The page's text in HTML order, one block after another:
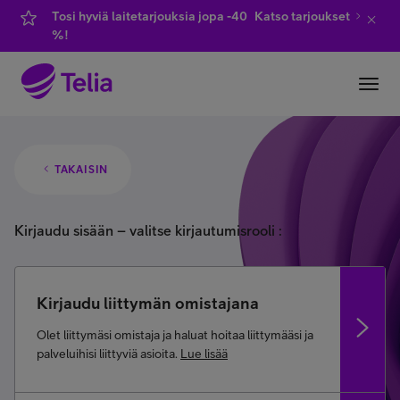
Tosi hyviä laitetarjouksia jopa -40
%!
Katso tarjoukset
WHOLESALE
TELIA FINLAND
FI EN SV
TAKAISIN
Kirjaudu sisään – valitse kirjautumisrooli
Kirjaudu liittymän omistajana
Olet liittymäsi omistaja ja haluat hoitaa liittymääsi ja
palveluihisi liittyviä asioita. Lue lisää